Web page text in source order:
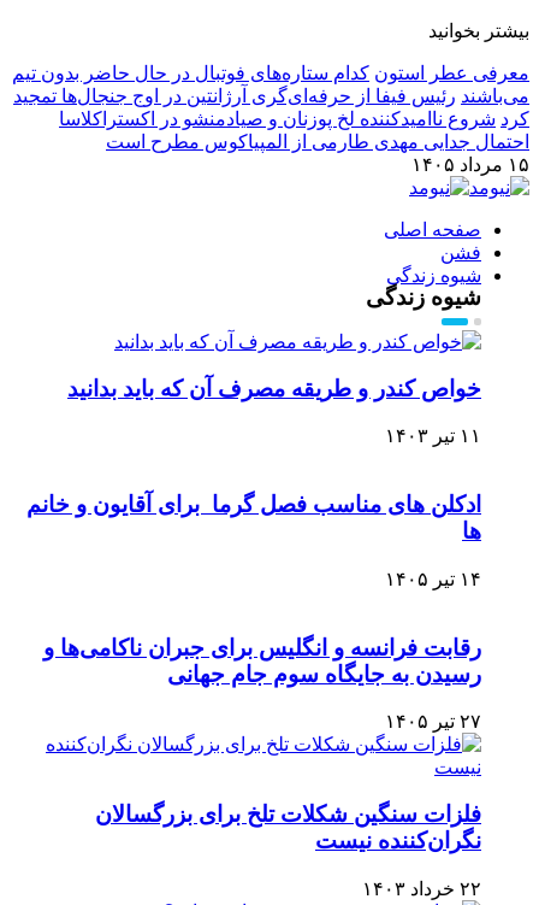
بیشتر بخوانید
معرفی عطر استون کدام ستاره‌های فوتبال در حال حاضر بدون تیم
می‌باشند رئیس فیفا از حرفه‌ای‌گری آرژانتین در اوج جنجال‌ها تمجید
کرد شروع ناامیدکننده لخ پوزنان و صیادمنشو در اکستراکلاسا
احتمال جدایی مهدی طارمی از المپیاکوس مطرح است
۱۵ مرداد ۱۴۰۵
صفحه اصلی
فشن
شیوه زندگی
شیوه زندگی
خواص کندر و طریقه مصرف آن که باید بدانید
۱۱ تیر ۱۴۰۳
ادکلن های مناسب فصل گرما برای آقایون و خانم
ها
۱۴ تیر ۱۴۰۵
رقابت فرانسه و انگلیس برای جبران ناکامی‌ها و
رسیدن به جایگاه سوم جام جهانی
۲۷ تیر ۱۴۰۵
فلزات سنگین شکلات تلخ برای بزرگسالان
نگران‌کننده نیست
۲۲ خرداد ۱۴۰۳